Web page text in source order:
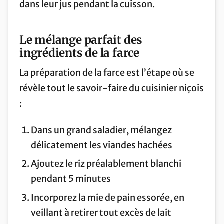
dans leur jus pendant la cuisson.
Le mélange parfait des
ingrédients de la farce
La préparation de la farce est l’étape où se
révèle tout le savoir-faire du cuisinier niçois
:
Dans un grand saladier, mélangez
délicatement les viandes hachées
Ajoutez le riz préalablement blanchi
pendant 5 minutes
Incorporez la mie de pain essorée, en
veillant à retirer tout excès de lait